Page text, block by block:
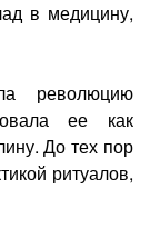
в медицину,
революцию
ее как
До тех пор
ритуалов,